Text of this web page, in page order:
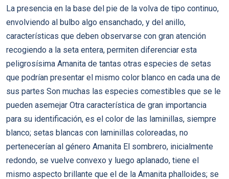
La presencia en la base del pie de la volva de tipo continuo,
envolviendo al bulbo algo ensanchado, y del anillo,
características que deben observarse con gran atención
recogiendo a la seta entera, permiten diferenciar esta
peligrosísima Amanita de tantas otras especies de setas
que podrían presentar el mismo color blanco en cada una de
sus partes Son muchas las especies comestibles que se le
pueden asemejar Otra característica de gran importancia
para su identificación, es el color de las laminillas, siempre
blanco; setas blancas con laminillas coloreadas, no
pertenecerían al género Amanita El sombrero, inicialmente
redondo, se vuelve convexo y luego aplanado, tiene el
mismo aspecto brillante que el de la Amanita phalloides; se